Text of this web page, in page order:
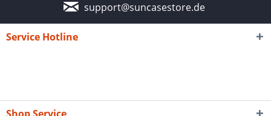
support@suncasestore.de
Service Hotline